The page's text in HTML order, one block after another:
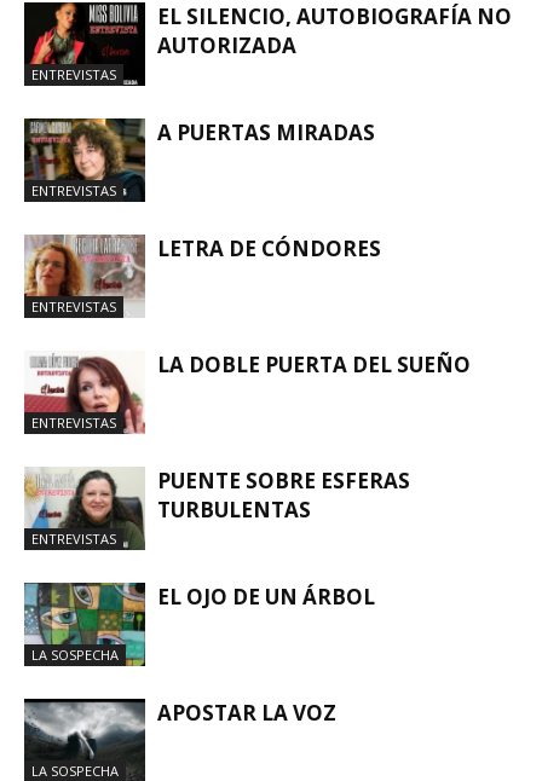
ENTREVISTAS
EL SILENCIO, AUTOBIOGRAFÍA NO
AUTORIZADA
ENTREVISTAS
A PUERTAS MIRADAS
ENTREVISTAS
LETRA DE CÓNDORES
ENTREVISTAS
LA DOBLE PUERTA DEL SUEÑO
ENTREVISTAS
PUENTE SOBRE ESFERAS
TURBULENTAS
LA SOSPECHA
EL OJO DE UN ÁRBOL
LA SOSPECHA
APOSTAR LA VOZ